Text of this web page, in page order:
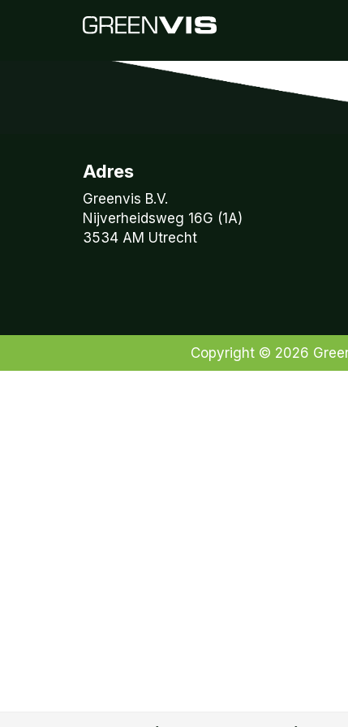
Adres
Greenvis B.V.
Nijverheidsweg 16G (1A)
3534 AM Utrecht
Copyright © 2026